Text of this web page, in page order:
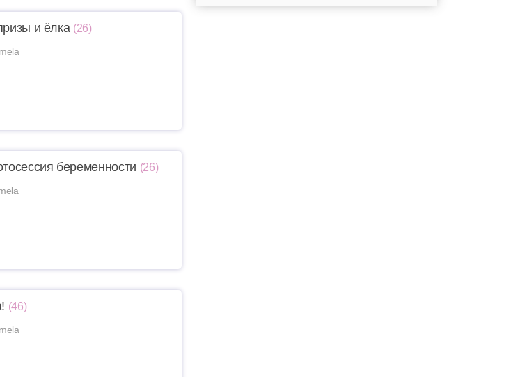
и ёлка (26)
беременности (26)
(46)